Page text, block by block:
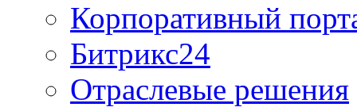
Корпоративный
Битрикс24
Отраслевые решения